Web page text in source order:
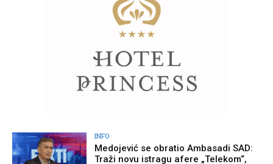
INFO
Medojević se obratio Ambasadi SAD:
Traži novu istragu afere „Telekom“,